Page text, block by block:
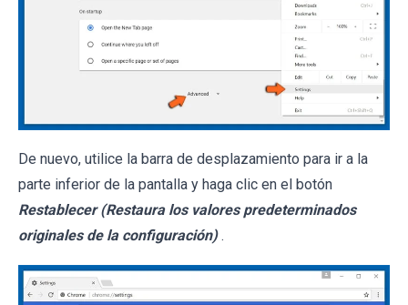
De nuevo, utilice la barra de desplazamiento para ir a la
parte inferior de la pantalla y haga clic en el botón
Restablecer (Restaura los valores predeterminados
originales de la configuración) .